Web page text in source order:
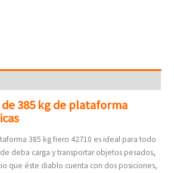
385 kg de plataforma
385 kg fiero 42710 es ideal para todo
deba carga y transportar objetos pesados,
que éste diablo cuenta con dos posiciones,